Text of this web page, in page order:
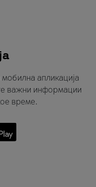
апликација
важни информации
време.